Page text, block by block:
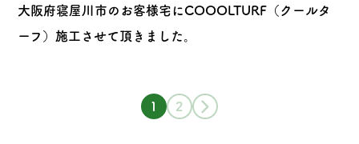
大阪府寝屋川市のお客様宅にCOOOLTURF（クールタ
ーフ）施工させて頂きました。
1 2